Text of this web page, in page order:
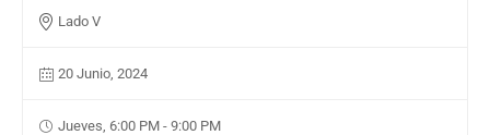
Lado V
20 Junio, 2024
Jueves, 6:00 PM - 9:00 PM